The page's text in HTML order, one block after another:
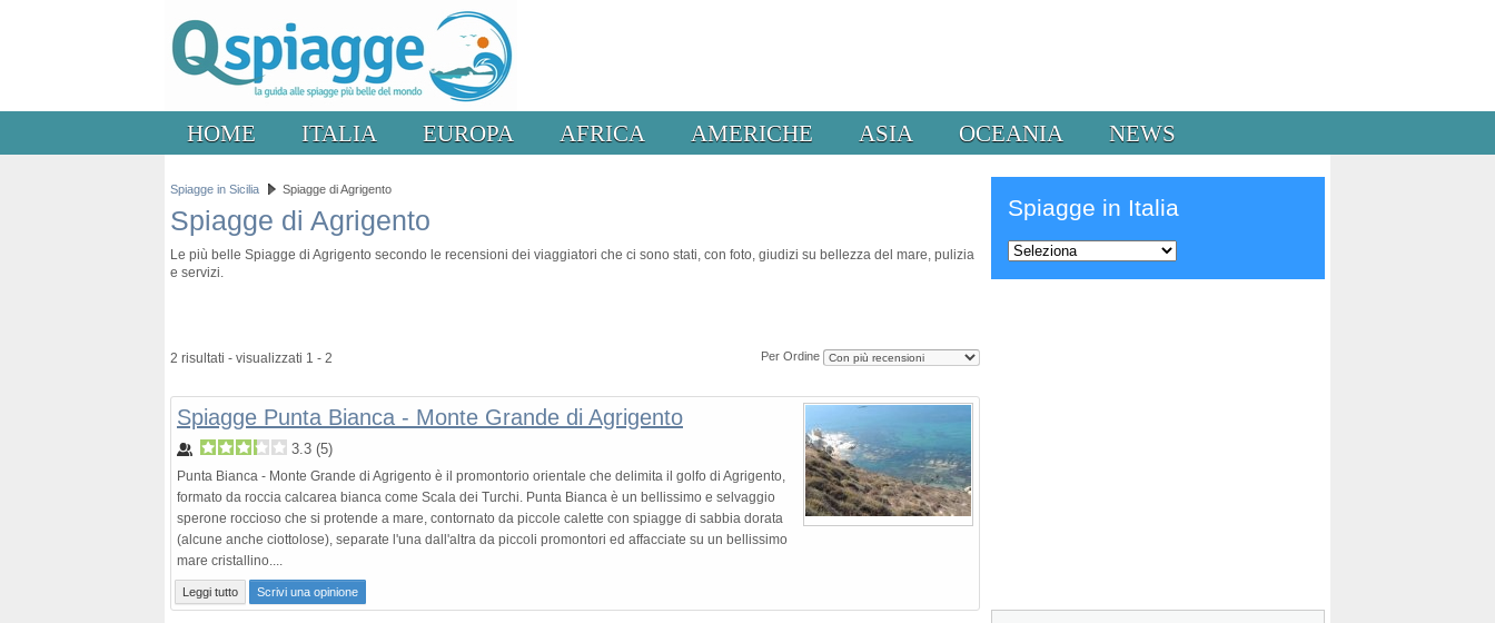
HOME ITALIA EUROPA AFRICA AMERICHE ASIA OCEANIA NEWS
Spiagge in Sicilia Spiagge di Agrigento
Spiagge di Agrigento
Le più belle Spiagge di Agrigento secondo le recensioni dei viaggiatori che ci sono stati, con foto, giudizi su bellezza del mare, pulizia
e servizi.
2 risultati - visualizzati 1 - 2 Per Ordine
Spiagge Punta Bianca - Monte Grande di Agrigento
3.3 (5)
Punta Bianca - Monte Grande di Agrigento è il promontorio orientale che delimita il golfo di Agrigento,
formato da roccia calcarea bianca come Scala dei Turchi. Punta Bianca è un bellissimo e selvaggio
sperone roccioso che si protende a mare, contornato da piccole calette con spiagge di sabbia dorata
(alcune anche ciottolose), separate l'una dall'altra da piccoli promontori ed affacciate su un bellissimo
mare cristallino....
Leggi tutto Scrivi una opinione
Spiagge in Italia